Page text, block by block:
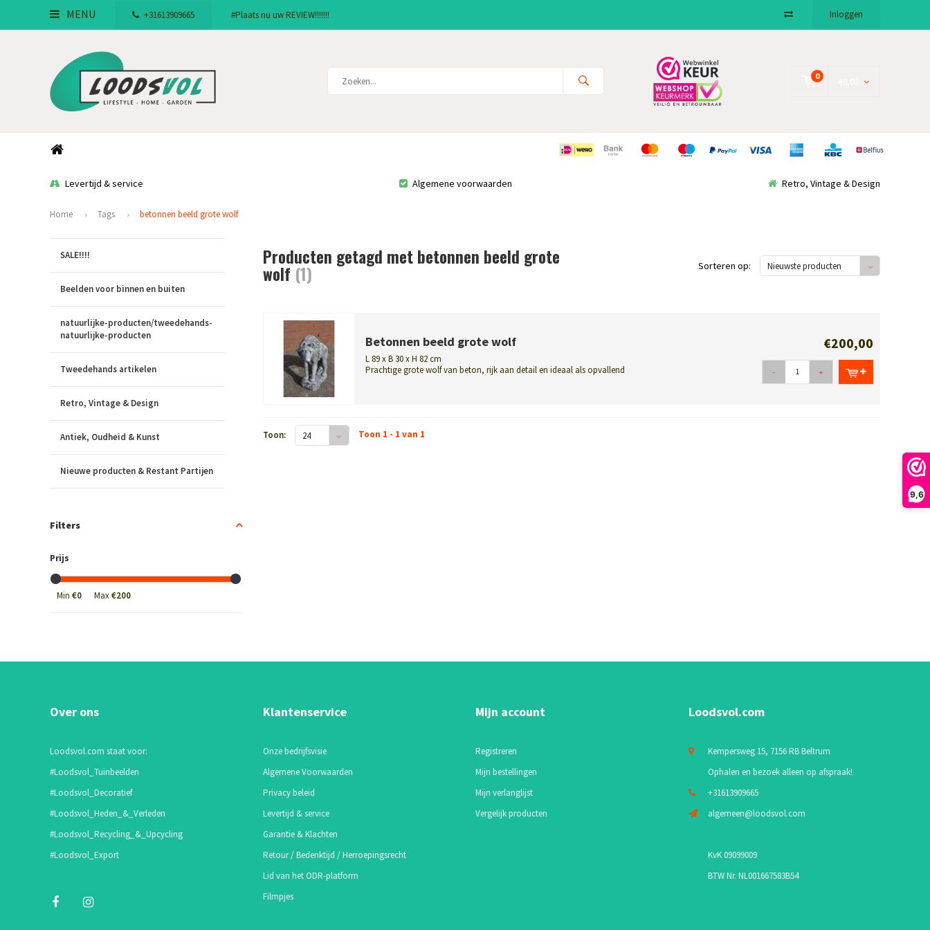
9,6
MENU +31613909665 #Plaats nu uw REVIEW!!!!!!! Inloggen
0
Levertijd & service Algemene voorwaarden Retro, Vintage & Design
Home Tags betonnen beeld grote wolf
SALE!!!!
Beelden voor binnen en buiten
natuurlijke-producten/tweedehands-
natuurlijke-producten
Tweedehands artikelen
Retro, Vintage & Design
Antiek, Oudheid & Kunst
Nieuwe producten & Restant Partijen
Filters
Prijs
Min €0 Max€200
Producten getagd met betonnen beeld grote
wolf (1) Sorteren op: Nieuwste producten
Betonnen beeld grote wolf
L 89 x B 30 x H 82 cm
Prachtige grote wolf van beton, rijk aan detail en ideaal als opvallend
€200,00
- +
Toon: 24 Toon 1 - 1 van 1
Over ons
Loodsvol.com staat voor:
#Loodsvol_Tuinbeelden
#Loodsvol_Decoratief
#Loodsvol_Heden_&_Verleden
#Loodsvol_Recycling_&_Upcycling
#Loodsvol_Export
Klantenservice
Onze bedrijfsvisie
Algemene Voorwaarden
Privacy beleid
Levertijd & service
Garantie & Klachten
Retour / Bedenktijd / Herroepingsrecht
Lid van het ODR-platform
Filmpjes
Mijn account
Registreren
Mijn bestellingen
Mijn verlanglijst
Vergelijk producten
Loodsvol.com
Kempersweg 15, 7156 RB Beltrum
Ophalen en bezoek alleen op afspraak!
+31613909665
algemeen@loodsvol.com
KvK 09099009
BTW Nr. NL001667583B54